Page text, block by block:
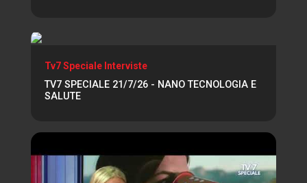
Tv7 Speciale Interviste
TV7 SPECIALE 21/7/26 - NANO TECNOLOGIA E
SALUTE